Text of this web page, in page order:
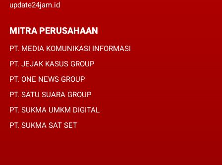
update24jam.id
MITRA PERUSAHAAN
PT. MEDIA KOMUNIKASI INFORMASI
PT. JEJAK KASUS GROUP
PT. ONE NEWS GROUP
PT. SATU SUARA GROUP
PT. SUKMA UMKM DIGITAL
PT. SUKMA SAT SET